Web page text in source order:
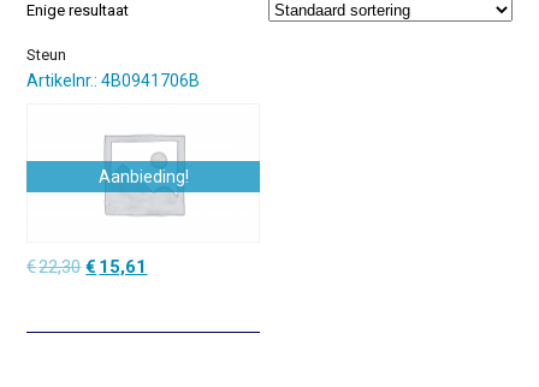
Enige resultaat
Steun
Artikelnr.: 4B0941706B
Aanbieding!
€22,30Oorspronkelijke
€22,30.
€ 15,61
€15,61.